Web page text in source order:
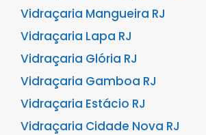
Vidraçaria Mangueira RJ
Vidraçaria Lapa RJ
Vidraçaria Glória RJ
Vidraçaria Gamboa RJ
Vidraçaria Estácio RJ
Vidraçaria Cidade Nova RJ